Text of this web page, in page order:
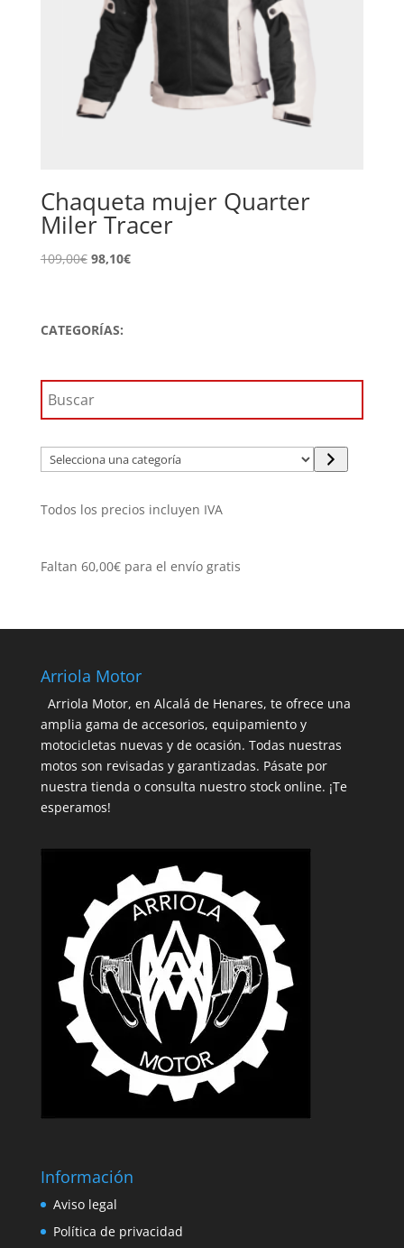
Chaqueta mujer Quarter
Miler Tracer
109,00€ El
era:
98,10€El
CATEGORÍAS:
Selecciona
una
Todos los precios incluyen IVA
Faltan 60,00€para el envío gratis
Arriola Motor
Arriola Motor, en Alcalá de Henares, te ofrece una
amplia gama de accesorios, equipamiento y
motocicletas nuevas y de ocasión. Todas nuestras
motos son revisadas y garantizadas. Pásate por
nuestra tienda o consulta nuestro stock online. ¡Te
esperamos!
Información
Aviso legal
Política de privacidad